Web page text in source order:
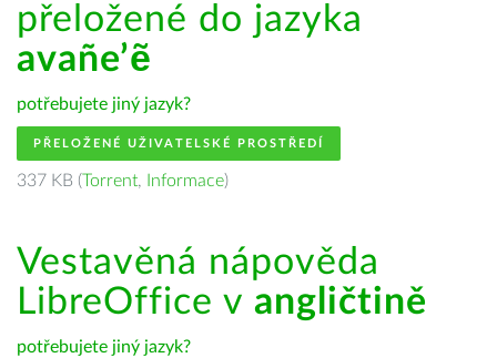
přeložené do jazyka
avañe’ẽ
potřebujete jiný jazyk?
PŘELOŽENÉ UŽIVATELSKÉ PROSTŘEDÍ
337 KB (Torrent, Informace)
Vestavěná nápověda
LibreOffice v angličtině
potřebujete jiný jazyk?